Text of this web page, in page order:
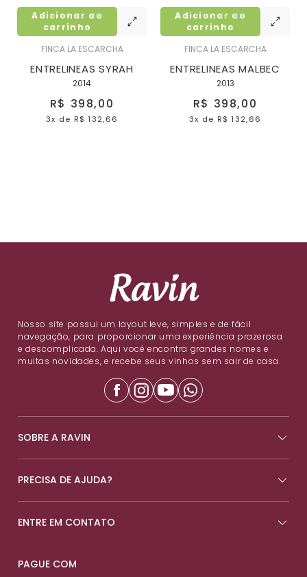
FINCA LA ESCARCHA
ENTRELINEAS SYRAH
2014
R$ 398,00
3x de R$ 132,66
Adicionar ao
carrinho
FINCA LA ESCARCHA
ENTRELINEAS MALBEC
2013
R$ 398,00
3x de R$ 132,66
Adicionar ao
carrinho
Nosso site possui um layout leve, simples e de fácil
navegação, para proporcionar uma experiência prazerosa
e descomplicada. Aqui você encontra grandes nomes e
muitas novidades, e recebe seus vinhos sem sair de casa.
SOBRE A RAVIN
PRECISA DE AJUDA?
ENTRE EM CONTATO
PAGUE COM